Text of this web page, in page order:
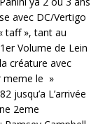
avec DC/Vertigo
taff », tant au
Volume de Lein
créature avec
meme le »
jusqu’a L’arrivée
2eme